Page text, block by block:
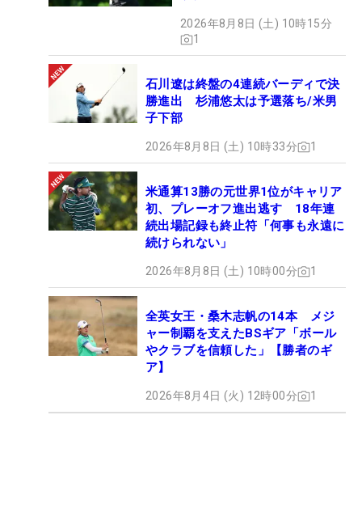
2026年8月8日 (土) 10時15分
1
石川遼は終盤の4連続バーディで決
勝進出 杉浦悠太は予選落ち/米男
子下部
2026年8月8日 (土) 10時33分 1
米通算13勝の元世界1位がキャリア
初、プレーオフ進出逃す 18年連
続出場記録も終止符「何事も永遠に
続けられない」
2026年8月8日 (土) 10時00分 1
全英女王・桑木志帆の14本 メジ
ャー制覇を支えたBSギア「ボール
やクラブを信頼した」【勝者のギ
ア】
2026年8月4日 (火) 12時00分 1